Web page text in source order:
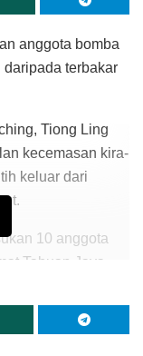
anggota bomba
daripada terbakar
Tiong Ling
kecemasan kira-
keluar dari
10 anggota
Tabuan Jaya